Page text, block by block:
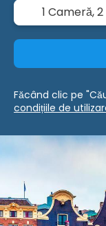
1 Cameră,
Făcând clic pe
condițiile de